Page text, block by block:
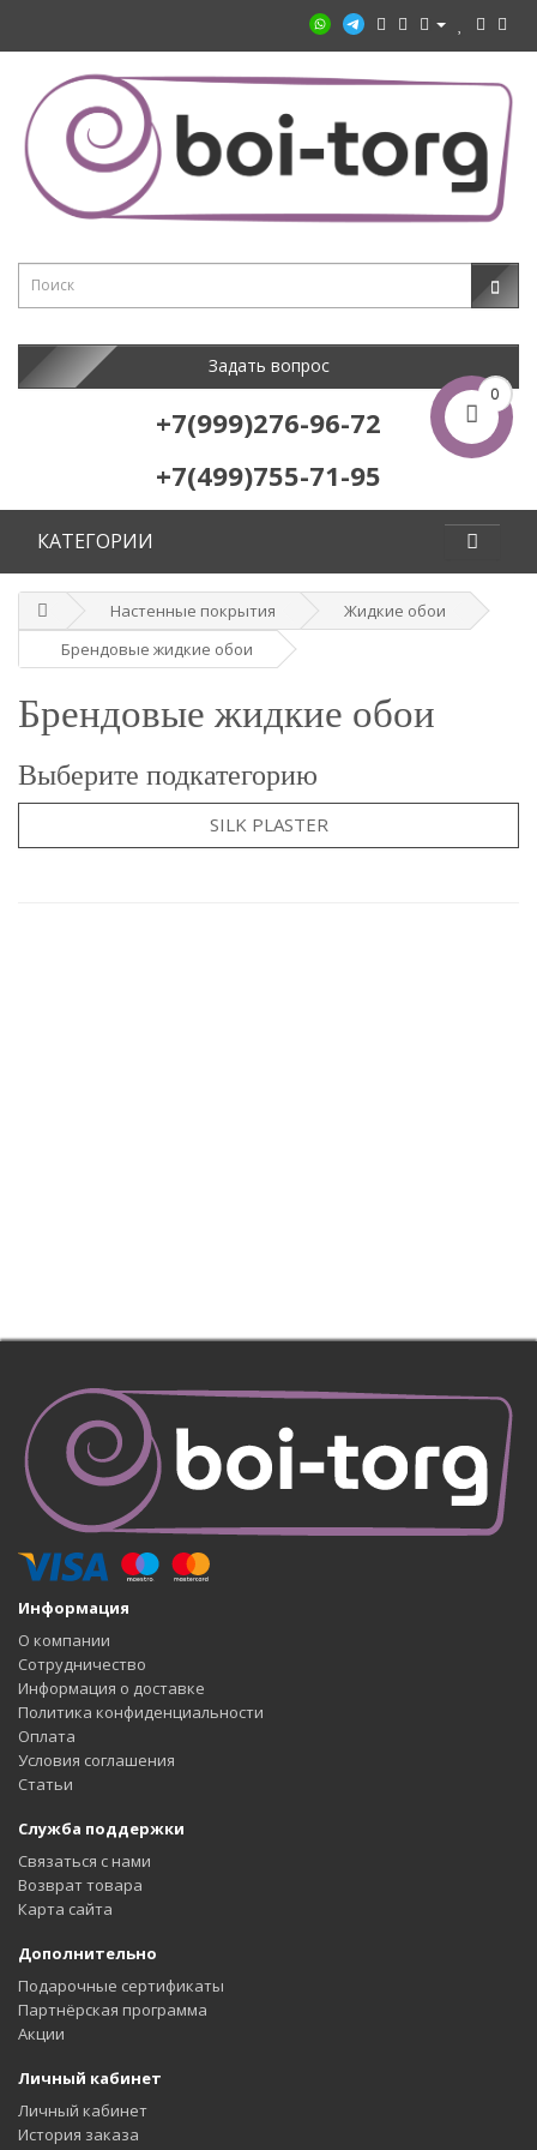
0
Задать вопрос
+7(999)276-96-72
+7(499)755-71-95
КАТЕГОРИИ
Настенные покрытия
Жидкие обои
Брендовые жидкие обои
Брендовые жидкие обои
Выберите подкатегорию
SILK PLASTER
Информация
О компании
Сотрудничество
Информация о доставке
Политика конфиденциальности
Оплата
Условия соглашения
Статьи
Служба поддержки
Связаться с нами
Возврат товара
Карта сайта
Дополнительно
Подарочные сертификаты
Партнёрская программа
Акции
Личный кабинет
Личный кабинет
История заказа